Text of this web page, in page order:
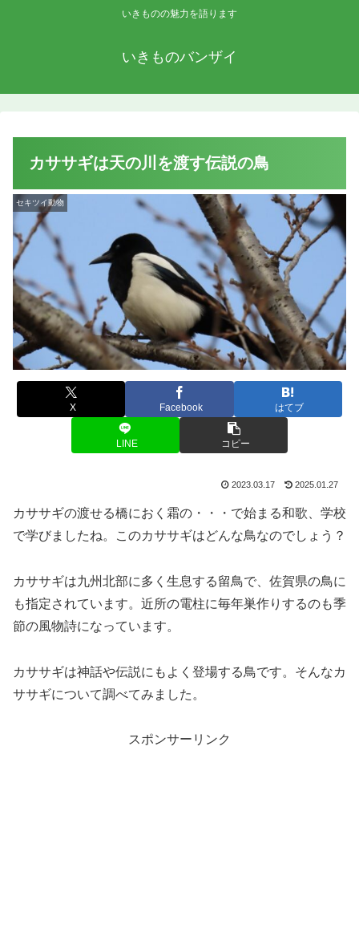
いきものの魅力を語ります
いきものバンザイ
カササギは天の川を渡す伝説の鳥
セキツイ動物
X Facebook はてブ
LINE コピー
2023.03.17 2025.01.27
カササギの渡せる橋におく霜の・・・で始まる和歌、学校
で学びましたね。このカササギはどんな鳥なのでしょう？
カササギは九州北部に多く生息する留鳥で、佐賀県の鳥に
も指定されています。近所の電柱に毎年巣作りするのも季
節の風物詩になっています。
カササギは神話や伝説にもよく登場する鳥です。そんなカ
ササギについて調べてみました。
スポンサーリンク